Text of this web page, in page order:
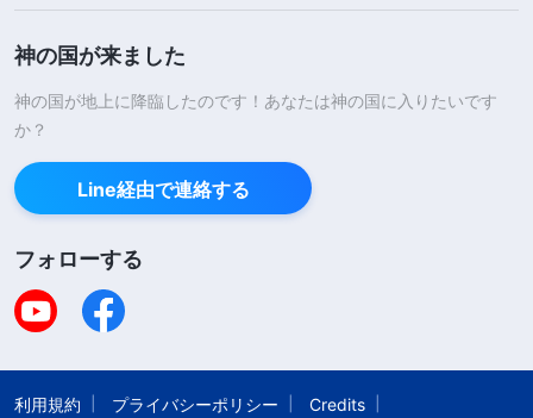
神の国が来ました
神の国が地上に降臨したのです！あなたは神の国に入りたいです
か？
Line経由で連絡する
フォローする
利用規約 プライバシーポリシー Credits